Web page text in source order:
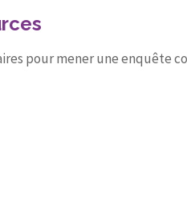
pour mener une enquête